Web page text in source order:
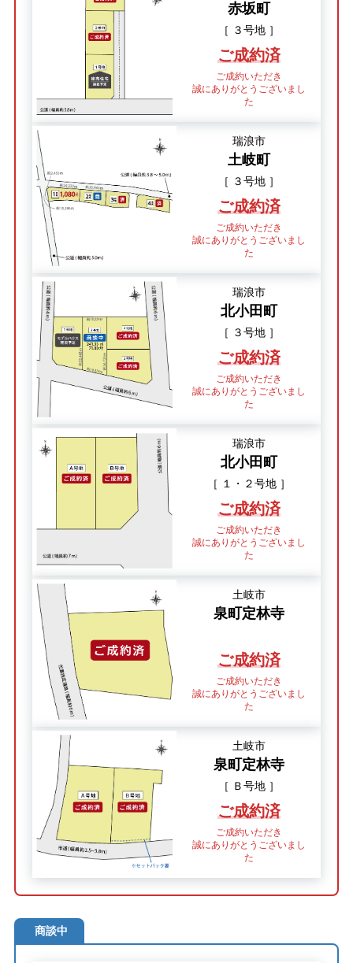
赤坂町
［ ３号地 ］
ご成約済
ご成約いただき
誠にありがとうございまし
た
瑞浪市
土岐町
［ ３号地 ］
ご成約済
ご成約いただき
誠にありがとうございまし
た
瑞浪市
北小田町
［ ３号地 ］
ご成約済
ご成約いただき
誠にありがとうございまし
た
瑞浪市
北小田町
［ １・２号地 ］
ご成約済
ご成約いただき
誠にありがとうございまし
た
土岐市
泉町定林寺
ご成約済
ご成約いただき
誠にありがとうございまし
た
土岐市
泉町定林寺
［ Ｂ号地 ］
ご成約済
ご成約いただき
誠にありがとうございまし
た
商談中